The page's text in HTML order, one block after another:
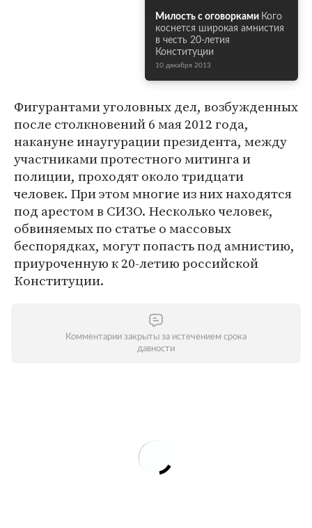
Милость с оговорками Кого
коснется широкая амнистия
в честь 20-летия
Конституции
10 декабря 2013
Фигурантами уголовных дел, возбужденных
после столкновений 6 мая 2012 года,
накануне инаугурации президента, между
участниками протестного митинга и
полиции, проходят около тридцати
человек. При этом многие из них находятся
под арестом в СИЗО. Несколько человек,
обвиняемых по статье о массовых
беспорядках, могут попасть под амнистию,
приуроченную к 20-летию российской
Конституции.
Комментарии закрыты за истечением срока
давности